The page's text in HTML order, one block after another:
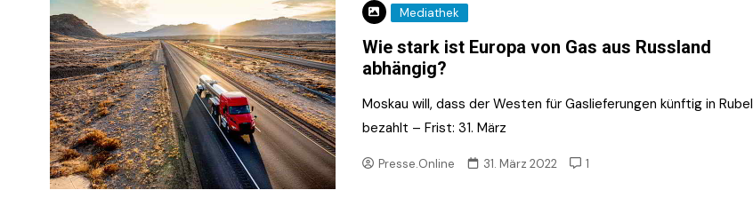
Mediathek
Wie stark ist Europa von Gas aus Russland
abhängig?
Moskau will, dass der Westen für Gaslieferungen künftig in Rubel
bezahlt – Frist: 31. März
Presse.Online 31. März 2022 1